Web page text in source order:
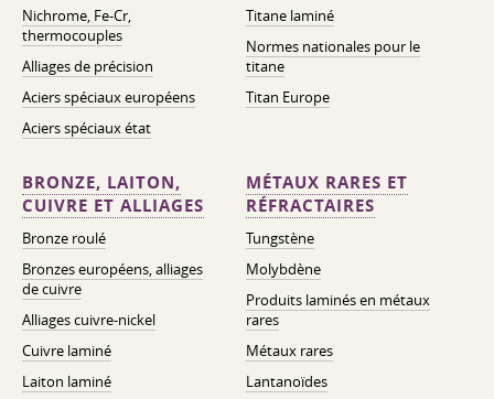
Nichrome, Fe-Cr,
thermocouples
Alliages de précision
Aciers spéciaux européens
Aciers spéciaux état
Titane laminé
Normes nationales pour le
titane
Titan Europe
BRONZE, LAITON,
CUIVRE ET ALLIAGES
Bronze roulé
Bronzes européens, alliages
de cuivre
Alliages cuivre-nickel
Cuivre laminé
Laiton laminé
MÉTAUX RARES ET
RÉFRACTAIRES
Tungstène
Molybdène
Produits laminés en métaux
rares
Métaux rares
Lantanoïdes